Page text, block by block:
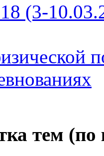
(3-
тем (по